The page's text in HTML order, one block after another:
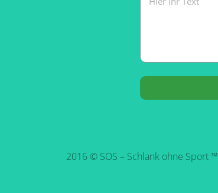
2016 © SOS – Schlank ohne Sport ™